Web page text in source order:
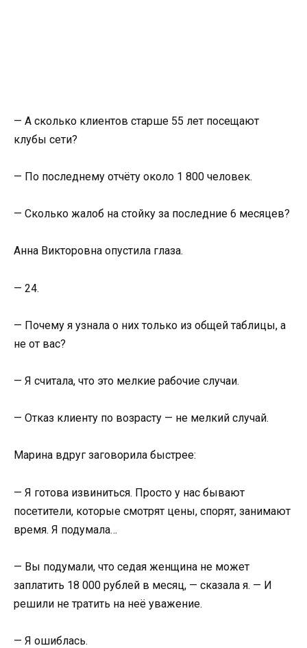
— А сколько клиентов старше 55 лет посещают
клубы сети?
— По последнему отчёту около 1 800 человек.
— Сколько жалоб на стойку за последние 6 месяцев?
Анна Викторовна опустила глаза.
— 24.
— Почему я узнала о них только из общей таблицы, а
не от вас?
— Я считала, что это мелкие рабочие случаи.
— Отказ клиенту по возрасту — не мелкий случай.
Марина вдруг заговорила быстрее:
— Я готова извиниться. Просто у нас бывают
посетители, которые смотрят цены, спорят, занимают
время. Я подумала…
— Вы подумали, что седая женщина не может
заплатить 18 000 рублей в месяц, — сказала я. — И
решили не тратить на неё уважение.
— Я ошиблась.